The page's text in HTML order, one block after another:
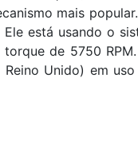
mais
está usando o
de 5750 RPM.
Unido) em uso